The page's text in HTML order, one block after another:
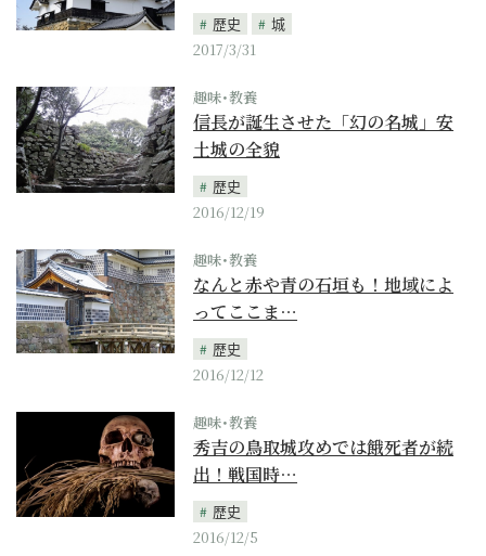
歴史
城
2017/3/31
趣味･教養
信長が誕生させた「幻の名城」安
土城の全貌
歴史
2016/12/19
趣味･教養
なんと赤や青の石垣も！地域によ
ってここま…
歴史
2016/12/12
趣味･教養
秀吉の鳥取城攻めでは餓死者が続
出！戦国時…
歴史
2016/12/5